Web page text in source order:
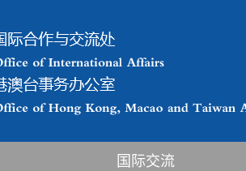
国际交流